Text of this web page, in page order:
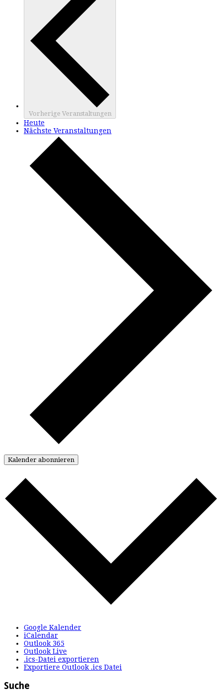
Vorherige Veranstaltungen
Heute
Nächste Veranstaltungen
Kalender abonnieren
Google Kalender
iCalendar
Outlook 365
Outlook Live
.ics-Datei exportieren
Exportiere Outlook .ics Datei
Suche